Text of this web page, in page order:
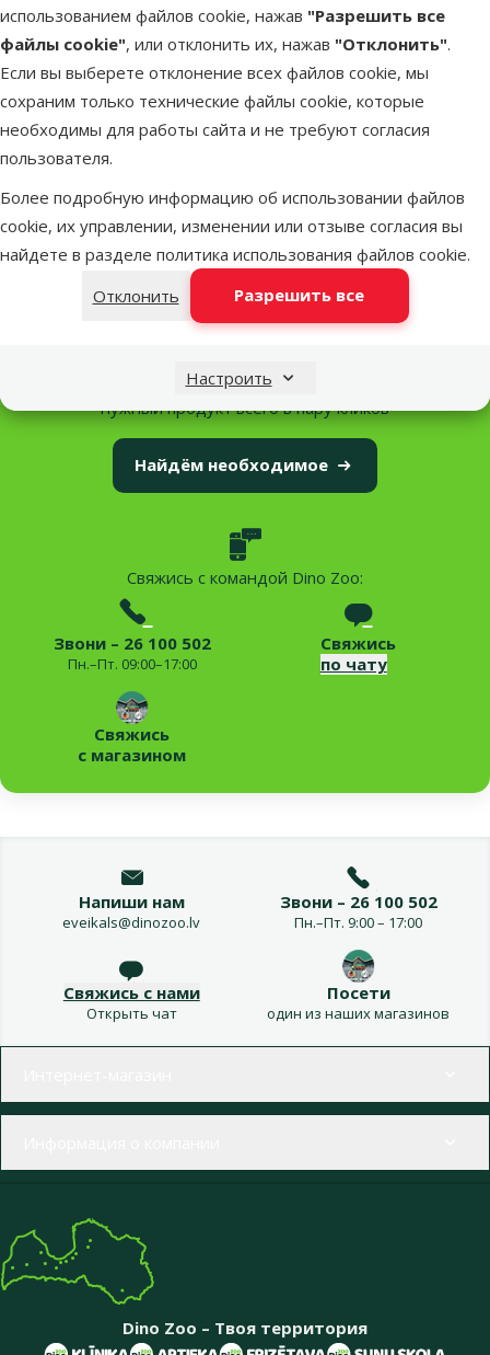
использованием файлов cookie, нажав "Разрешить все
файлы cookie", или отклонить их, нажав "Отклонить".
Если вы выберете отклонение всех файлов cookie, мы
сохраним только технические файлы cookie, которые
необходимы для работы сайта и не требуют согласия
пользователя.
Более подробную информацию об использовании файлов
cookie, их управлении, изменении или отзыве согласия вы
найдете в разделе политика использования файлов cookie.
Отклонить
Разрешить все
Настроить
Заказы
Животные в
магазинах
Dino Zoo
Школа для собак
Ветеринарная
клиника
Парикмахерская
для собак и кошек
виртуального эксперта
нужный продукт всего в пару кликов
Найдём необходимое
Свяжись с командой Dino Zoo:
Звони – 26 100 502
Пн.–Пт. 09:00–17:00
Свяжись
по чату
Свяжись
с магазином
Напиши нам
eveikals@dinozoo.lv
Звони – 26 100 502
Пн.–Пт. 9:00 – 17:00
Свяжись с нами
Открыть чат
Посети
один из наших магазинов
Dino Zoo – Твоя территория